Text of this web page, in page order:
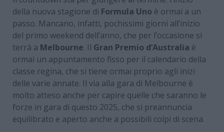
della nuova stagione di Formula Uno è ormai a un
passo. Mancano, infatti, pochissimi giorni all’inizio
del primo weekend dell’anno, che per l’occasione si
terrà a Melbourne. Il Gran Premio d’Australia è
ormai un appuntamento fisso per il calendario della
classe regina, che si tiene ormai proprio agli inizi
delle varie annate. Il via alla gara di Melbourne è
molto atteso anche per capire quelle che saranno le
forze in gara di questo 2025, che si preannuncia
equilibrato e aperto anche a possibili colpi di scena.